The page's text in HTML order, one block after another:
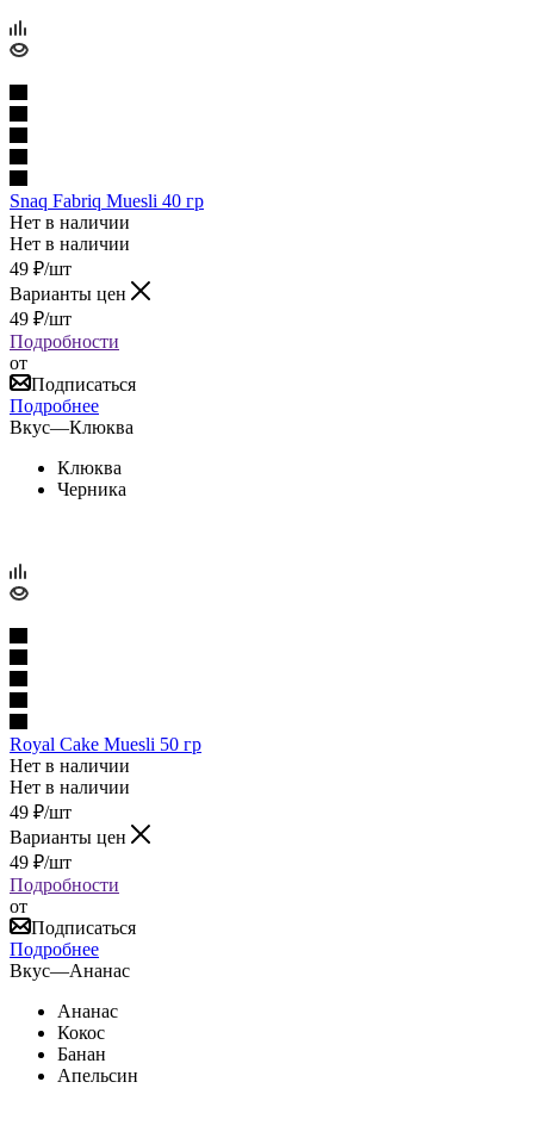
Snaq Fabriq Muesli 40 гр
Нет в наличии
Нет в наличии
49 ₽/шт
Варианты цен
49 ₽/шт
Подробности
от
Подписаться
Подробнее
Вкус—Клюква
Клюква
Черника
Royal Cake Muesli 50 гр
Нет в наличии
Нет в наличии
49 ₽/шт
Варианты цен
49 ₽/шт
Подробности
от
Подписаться
Подробнее
Вкус—Ананас
Ананас
Кокос
Банан
Апельсин